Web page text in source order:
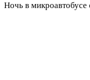
Ночь в микроавтобусе